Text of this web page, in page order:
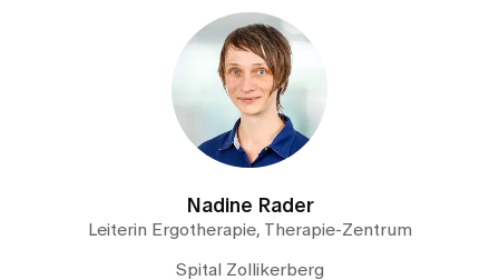
Nadine Rader
Leiterin Ergotherapie, Therapie-Zentrum
Spital Zollikerberg